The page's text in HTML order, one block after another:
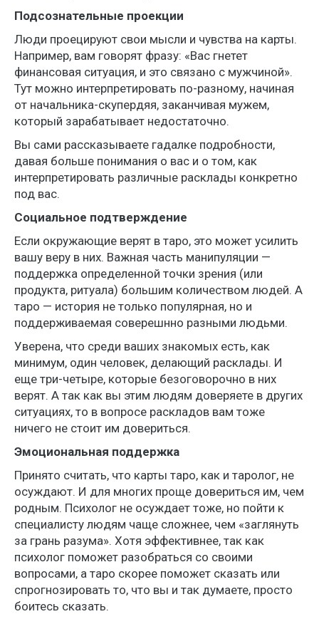
Подсознательные проекции
Люди проецируют свои мысли и чувства на карты.
Например, вам говорят фразу: «Вас гнетет
финансовая ситуация, и это связано с мужчиной».
Тут можно интерпретировать по-разному, начиная
от начальника-скупердяя, заканчивая мужем,
который зарабатывает недостаточно.
Вы сами рассказываете гадалке подробности,
давая больше понимания о вас и о том, как
интерпретировать различные расклады конкретно
под вас.
Социальное подтверждение
Если окружающие верят в таро, это может усилить
вашу веру в них. Важная часть манипуляции —
поддержка определенной точки зрения (или
продукта, ритуала) большим количеством людей. А
таро — история не только популярная, но и
поддерживаемая соверешнно разными людьми.
Уверена, что среди ваших знакомых есть, как
минимум, один человек, делающий расклады. И
еще три-четыре, которые безоговорочно в них
верят. А так как вы этим людям доверяете в других
ситуациях, то в вопросе раскладов вам тоже
ничего не стоит им довериться.
Эмоциональная поддержка
Принято считать, что карты таро, как и таролог, не
осуждают. И для многих проще довериться им, чем
родным. Психолог не осуждает тоже, но пойти к
специалисту людям чаще сложнее, чем «заглянуть
за грань разума». Хотя эффективнее, так как
психолог поможет разобраться со своими
вопросами, а таро скорее поможет сказать или
спрогнозировать то, что вы и так думаете, просто
боитесь сказать.